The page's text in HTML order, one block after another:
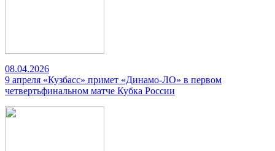
08.04.2026
9 апреля «Кузбасс» примет «Динамо-ЛО» в первом
четвертьфинальном матче Кубка России